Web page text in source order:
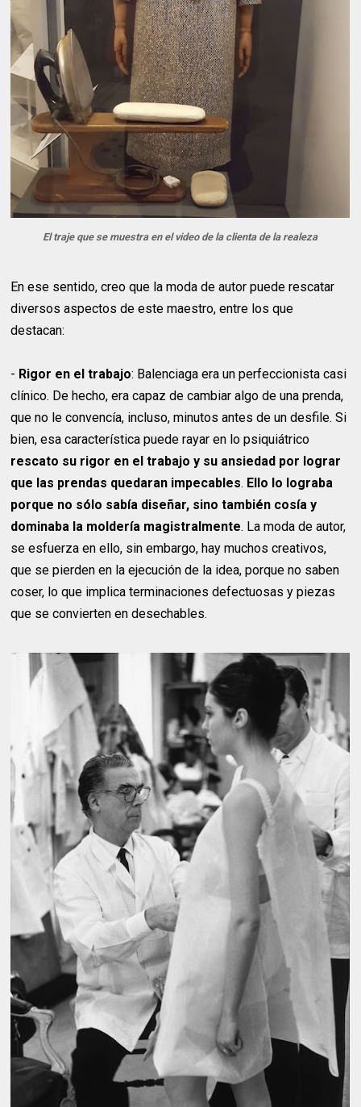
El traje que se muestra en el video de la clienta de la realeza
En ese sentido, creo que la moda de autor puede rescatar
diversos aspectos de este maestro, entre los que
destacan:
- Rigor en el trabajo: Balenciaga era un perfeccionista casi
clínico. De hecho, era capaz de cambiar algo de una prenda,
que no le convencía, incluso, minutos antes de un desfile. Si
bien, esa característica puede rayar en lo psiquiátrico
rescato su rigor en el trabajo y su ansiedad por lograr
que las prendas quedaran impecables. Ello lo lograba
porque no sólo sabía diseñar, sino también cosía y
dominaba la moldería magistralmente. La moda de autor,
se esfuerza en ello, sin embargo, hay muchos creativos,
que se pierden en la ejecución de la idea, porque no saben
coser, lo que implica terminaciones defectuosas y piezas
que se convierten en desechables.